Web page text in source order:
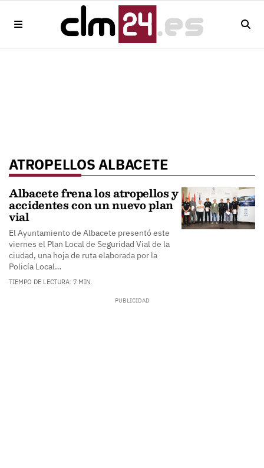
ATROPELLOS ALBACETE
Albacete frena los atropellos y
accidentes con un nuevo plan
vial
El Ayuntamiento de Albacete presentó este
viernes el Plan Local de Seguridad Vial de la
ciudad, una hoja de ruta elaborada por la
Policía Local…
TIEMPO DE LECTURA: 7 MIN.